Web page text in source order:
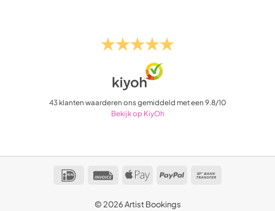
43 klanten waarderen ons gemiddeld met een 9.8/10
Bekijk op KiyOh
© 2026 Artist Bookings
IDeal Invoice Apple
PayPal